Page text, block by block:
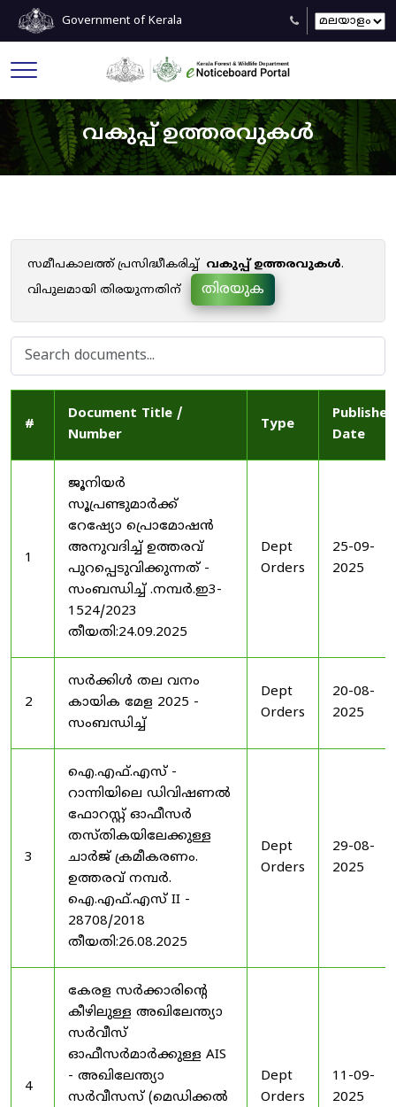
Government of Kerala
വകുപ്പ് ഉത്തരവുകൾ
സമീപകാലത്ത് പ്രസിദ്ധീകരിച്ച് വകുപ്പ് ഉത്തരവുകൾ.
വിപുലമായി തിരയുന്നതിന്
തിരയുക
#
Document Title /
Number
Type
Published
Date
1
ജൂനിയർ
സൂപ്രണ്ടുമാർക്ക്
റേഷ്യോ പ്രൊമോഷൻ
അനുവദിച്ച് ഉത്തരവ്
പുറപ്പെടുവിക്കുന്നത് -
സംബന്ധിച്ച് .നമ്പർ.ഇ3-
1524/2023
തീയതി:24.09.2025
Dept
Orders
25-09-
2025
2
സർക്കിൾ തല വനം
കായിക മേള 2025 -
സംബന്ധിച്ച്
Dept
Orders
20-08-
2025
3
ഐ.എഫ്.എസ് -
റാന്നിയിലെ ഡിവിഷണൽ
ഫോറസ്റ്റ് ഓഫീസർ
തസ്തികയിലേക്കുള്ള
ചാർജ് ക്രമീകരണം.
ഉത്തരവ് നമ്പർ.
ഐ.എഫ്.എസ് II -
28708/2018
തീയതി:26.08.2025
Dept
Orders
29-08-
2025
4
കേരള സർക്കാരിന്റെ
കീഴിലുള്ള അഖിലേന്ത്യാ
സർവീസ്
ഓഫീസർമാർക്കുള്ള AIS
- അഖിലേന്ത്യാ
സർവീസസ് (മെഡിക്കൽ
Dept
Orders
11-09-
2025